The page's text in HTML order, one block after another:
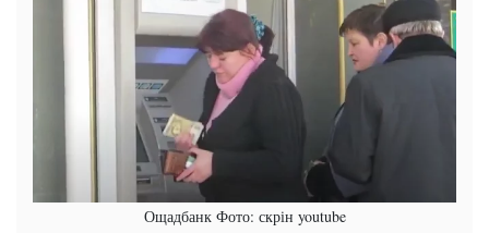
Ощадбанк Фото: скрін youtube